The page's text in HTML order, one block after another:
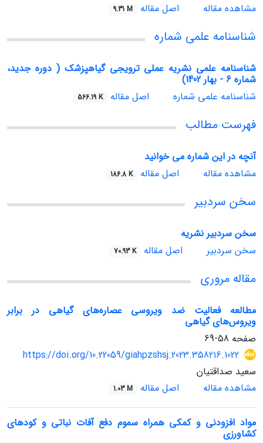
مشاهده مقاله
اصل مقاله 9.31 M
شناسنامه علمی شماره
شناسنامه علمی نشریه عملی ترویجی گیاهپزشک ( دوره جدید،
شماره 6 - بهار 1402)
شناسنامه علمی شماره
اصل مقاله 566.19 K
فهرست مطالب
آنچه در این شماره می خوانید
مشاهده مقاله
اصل مقاله 186.8 K
سخن سردبیر
سخن سردبیر نشریه
سخن سردبیر
اصل مقاله 70.93 K
مقاله مروری
مطالعه فعالیت ضد ویروسی عصاره‌های گیاهی در برابر
ویروس‌های گیاهی
صفحه 58-69
https://doi.org/10.22059/giahpzshsj.2023.358216.1022
سعید صداقتیان
مشاهده مقاله
اصل مقاله 1.03 M
مواد افزودنی و کمکی همراه سموم دفع آفات نباتی و کودهای
کشاورزی